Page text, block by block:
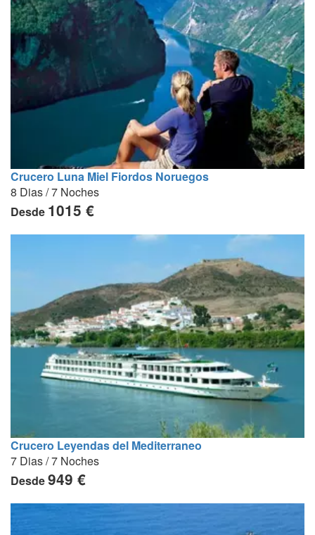
Crucero Luna Miel Fiordos Noruegos
8 Dias / 7 Noches
Desde 1015 €
Crucero Leyendas del Mediterraneo
7 Dias / 7 Noches
Desde949 €